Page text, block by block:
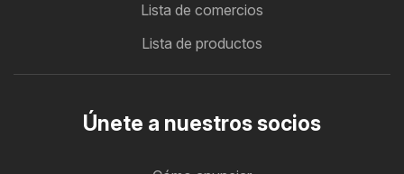
Lista de comercios
Lista de productos
Únete a nuestros socios